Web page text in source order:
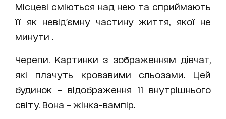
Місцеві сміються над нею та сприймають
її як невід'ємну частину життя, якої не
минути .
Черепи. Картинки з зображенням дівчат,
які плачуть кровавими сльозами. Цей
будинок – відображення її внутрішнього
світу. Вона – жінка-вампір.